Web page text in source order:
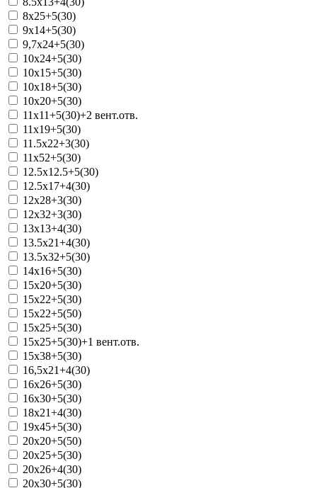
8x25+5(30)
9x14+5(30)
9,7x24+5(30)
10x24+5(30)
10x15+5(30)
10x18+5(30)
10x20+5(30)
11x11+5(30)+2 вент.отв.
11x19+5(30)
11.5x22+3(30)
11x52+5(30)
12.5x12.5+5(30)
12.5x17+4(30)
12x28+3(30)
12x32+3(30)
13x13+4(30)
13.5x21+4(30)
13.5x32+5(30)
14x16+5(30)
15x20+5(30)
15x22+5(30)
15x22+5(50)
15x25+5(30)
15x25+5(30)+1 вент.отв.
15х38+5(30)
16,5x21+4(30)
16x26+5(30)
16x30+5(30)
18x21+4(30)
19x45+5(30)
20x20+5(50)
20x25+5(30)
20x26+4(30)
20x30+5(30)